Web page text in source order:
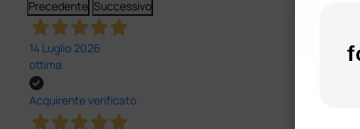
Precedente Successivo
14 Luglio 2026
ottima
Acquirente verificato